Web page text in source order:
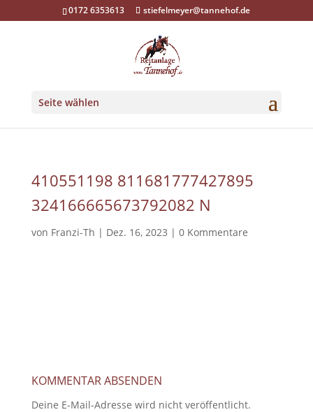
0172 6353613 stiefelmeyer@tannehof.de
Seite wählen
410551198 811681777427895
324166665673792082 N
von Franzi-Th | Dez. 16, 2023 | 0 Kommentare
KOMMENTAR ABSENDEN
Deine E-Mail-Adresse wird nicht veröffentlicht.